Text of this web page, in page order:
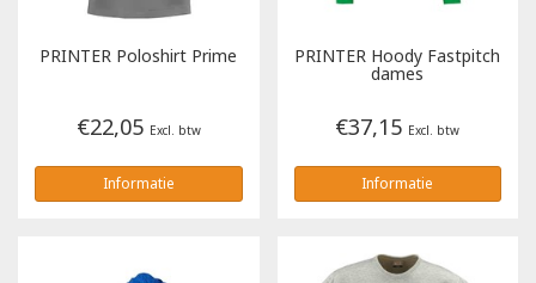
Tricorp
PRINTER Poloshirt Prime
€22,05 Excl. btw
Informatie
PRINTER Hoody Fastpitch
dames
€37,15 Excl. btw
Informatie